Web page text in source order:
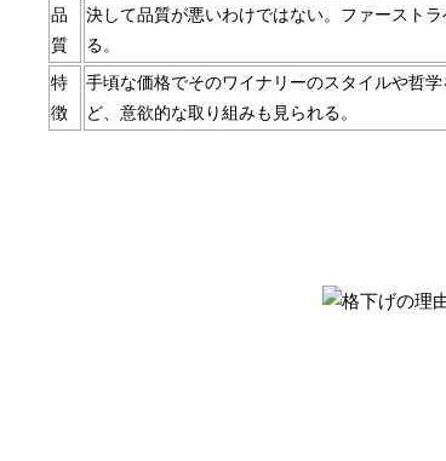
品
質
決して品質が悪いわけではない。ファースト
る。
特
徴
手頃な価格でそのワイナリーのスタイルや哲
ど、意欲的な取り組みも見られる。